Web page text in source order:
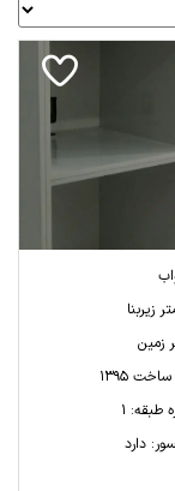
زمین
1395
طبقه: 1
دارد